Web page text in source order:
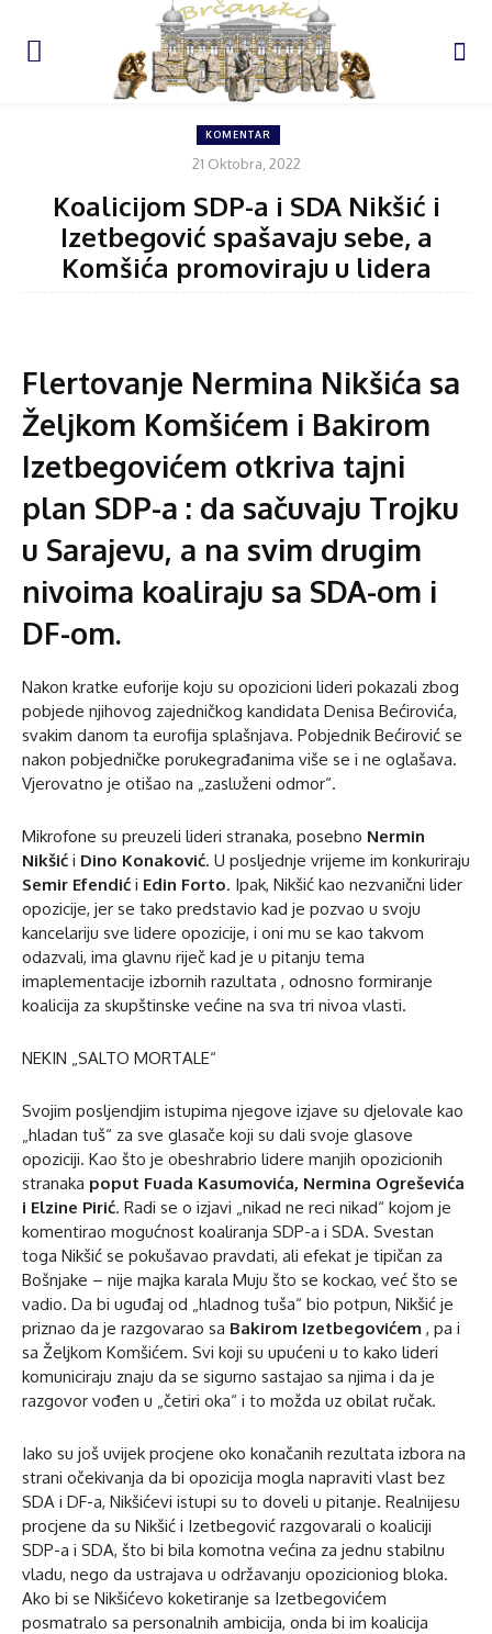
KOMENTAR
21 Oktobra, 2022
Koalicijom SDP-a i SDA Nikšić i
Izetbegović spašavaju sebe, a
Komšića promoviraju u lidera
Flertovanje Nermina Nikšića sa
Željkom Komšićem i Bakirom
Izetbegovićem otkriva tajni
plan SDP-a : da sačuvaju Trojku
u Sarajevu, a na svim drugim
nivoima koaliraju sa SDA-om i
DF-om.
Nakon kratke euforije koju su opozicioni lideri pokazali zbog
pobjede njihovog zajedničkog kandidata Denisa Bećirovića,
svakim danom ta eurofija splašnjava. Pobjednik Bećirović se
nakon pobjedničke porukegrađanima više se i ne oglašava.
Vjerovatno je otišao na „zasluženi odmor“.
Mikrofone su preuzeli lideri stranaka, posebno Nermin
Nikšić i Dino Konaković. U posljednje vrijeme im konkuriraju
Semir Efendić i Edin Forto. Ipak, Nikšić kao nezvanični lider
opozicije, jer se tako predstavio kad je pozvao u svoju
kancelariju sve lidere opozicije, i oni mu se kao takvom
odazvali, ima glavnu riječ kad je u pitanju tema
imaplementacije izbornih razultata , odnosno formiranje
koalicija za skupštinske većine na sva tri nivoa vlasti.
NEKIN „SALTO MORTALE“
Svojim posljendjim istupima njegove izjave su djelovale kao
„hladan tuš“ za sve glasače koji su dali svoje glasove
opoziciji. Kao što je obeshrabrio lidere manjih opozicionih
stranaka poput Fuada Kasumovića, Nermina Ogreševića
i Elzine Pirić. Radi se o izjavi „nikad ne reci nikad“ kojom je
komentirao mogućnost koaliranja SDP-a i SDA. Svestan
toga Nikšić se pokušavao pravdati, ali efekat je tipičan za
Bošnjake – nije majka karala Muju što se kockao, već što se
vadio. Da bi uguđaj od „hladnog tuša“ bio potpun, Nikšić je
priznao da je razgovarao sa Bakirom Izetbegovićem , pa i
sa Željkom Komšićem. Svi koji su upućeni u to kako lideri
komuniciraju znaju da se sigurno sastajao sa njima i da je
razgovor vođen u „četiri oka“ i to možda uz obilat ručak.
Iako su još uvijek procjene oko konačanih rezultata izbora na
strani očekivanja da bi opozicija mogla napraviti vlast bez
SDA i DF-a, Nikšićevi istupi su to doveli u pitanje. Realnijesu
procjene da su Nikšić i Izetbegović razgovarali o koaliciji
SDP-a i SDA, što bi bila komotna većina za jednu stabilnu
vladu, nego da ustrajava u održavanju opozicioniog bloka.
Ako bi se Nikšićevo koketiranje sa Izetbegovićem
posmatralo sa personalnih ambicija, onda bi im koalicija